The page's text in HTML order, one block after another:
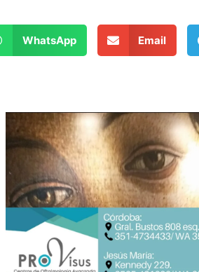
WhatsApp Email